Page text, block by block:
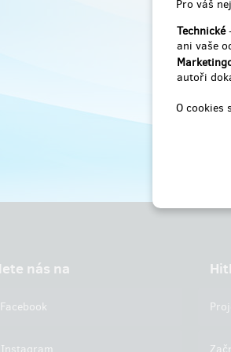
Pro váš
Technické
ani vaše
autoři
O cookies
nás na
Facebook